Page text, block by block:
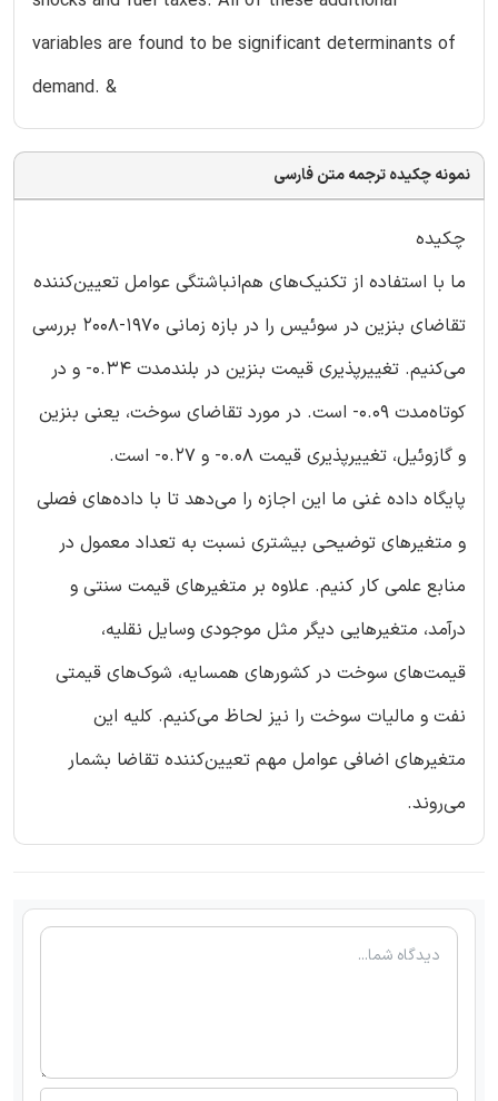
variables are found to be significant determinants of
demand. &
نمونه چکیده ترجمه متن فارسی
چکیده
ما با استفاده از تکنیک‌های هم‌انباشتگی عوامل تعیین‌کننده
تقاضای بنزین در سوئیس را در بازه زمانی ۱۹۷۰-۲۰۰۸ بررسی
می‌کنیم. تغییرپذیری قیمت بنزین در بلندمدت ۰.۳۴- و در
کوتاه‌مدت ۰.۰۹- است. در مورد تقاضای سوخت، یعنی بنزین
و گازوئیل، تغییرپذیری قیمت ۰.۰۸- و ۰.۲۷- است.
پایگاه داده غنی ما این اجازه را می‌دهد تا با داده‌های فصلی
و متغیرهای توضیحی بیشتری نسبت به تعداد معمول در
منابع علمی کار کنیم. علاوه بر متغیرهای قیمت سنتی و
درآمد، متغیرهایی دیگر مثل موجودی وسایل نقلیه،
قیمت‌های سوخت در کشورهای همسایه، شوک‌های قیمتی
نفت و مالیات سوخت را نیز لحاظ می‌کنیم. کلیه این
متغیرهای اضافی عوامل مهم تعیین‌کننده تقاضا بشمار
می‌روند.